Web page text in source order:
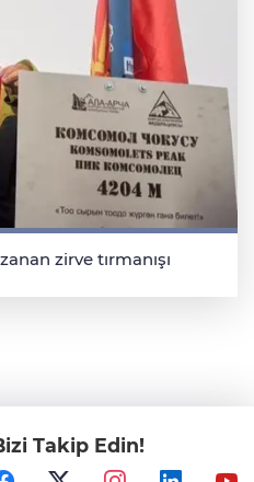
zirve tırmanışı
Takip Edin!